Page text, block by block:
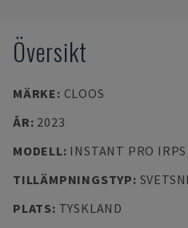
Översikt
MÄRKE: CLOOS
ÅR: 2023
MODELL: INSTANT PRO IRPS
TILLÄMPNINGSTYP:
PLATS: TYSKLAND